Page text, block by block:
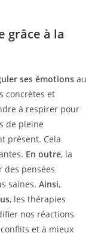
grâce à la
ses émotions au
concrètes et
à respirer pour
de pleine
présent. Cela
En outre, la
des pensées
saines.Ainsi,
, les thérapies
nos réactions
et à mieux